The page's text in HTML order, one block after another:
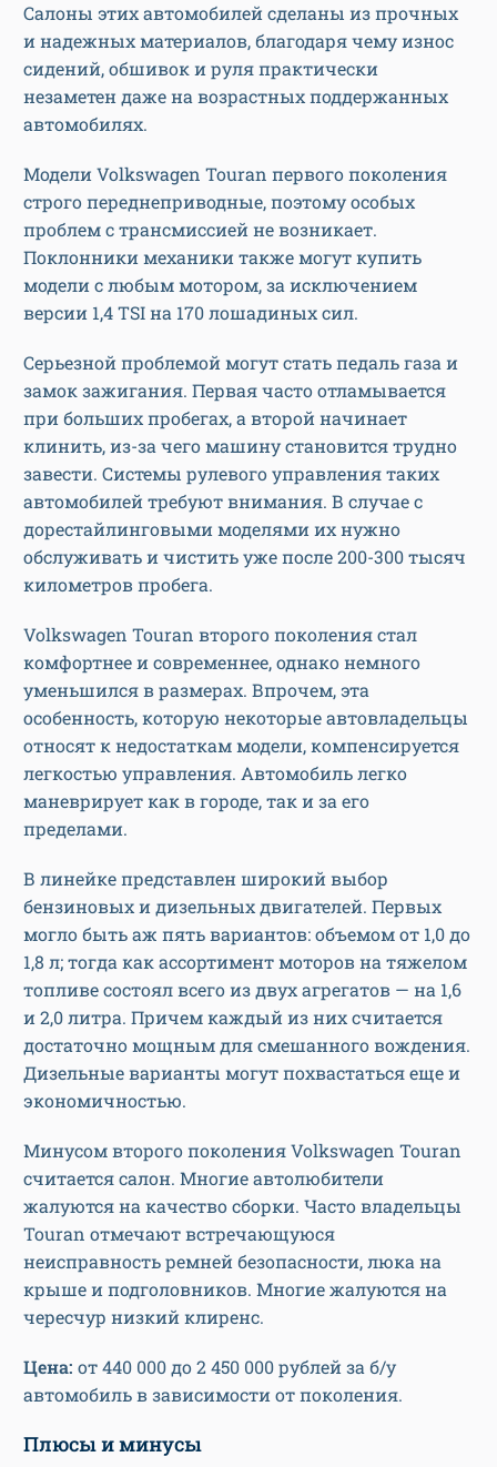
Салоны этих автомобилей сделаны из прочных
и надежных материалов, благодаря чему износ
сидений, обшивок и руля практически
незаметен даже на возрастных поддержанных
автомобилях.
Модели Volkswagen Touran первого поколения
строго переднеприводные, поэтому особых
проблем с трансмиссией не возникает.
Поклонники механики также могут купить
модели с любым мотором, за исключением
версии 1,4 TSI на 170 лошадиных сил.
Серьезной проблемой могут стать педаль газа и
замок зажигания. Первая часто отламывается
при больших пробегах, а второй начинает
клинить, из-за чего машину становится трудно
завести. Системы рулевого управления таких
автомобилей требуют внимания. В случае с
дорестайлинговыми моделями их нужно
обслуживать и чистить уже после 200-300 тысяч
километров пробега.
Volkswagen Touran второго поколения стал
комфортнее и современнее, однако немного
уменьшился в размерах. Впрочем, эта
особенность, которую некоторые автовладельцы
относят к недостаткам модели, компенсируется
легкостью управления. Автомобиль легко
маневрирует как в городе, так и за его
пределами.
В линейке представлен широкий выбор
бензиновых и дизельных двигателей. Первых
могло быть аж пять вариантов: объемом от 1,0 до
1,8 л; тогда как ассортимент моторов на тяжелом
топливе состоял всего из двух агрегатов — на 1,6
и 2,0 литра. Причем каждый из них считается
достаточно мощным для смешанного вождения.
Дизельные варианты могут похвастаться еще и
экономичностью.
Минусом второго поколения Volkswagen Touran
считается салон. Многие автолюбители
жалуются на качество сборки. Часто владельцы
Touran отмечают встречающуюся
неисправность ремней безопасности, люка на
крыше и подголовников. Многие жалуются на
чересчур низкий клиренс.
Цена: от 440 000 до 2 450 000 рублей за б/у
автомобиль в зависимости от поколения.
Плюсы и минусы